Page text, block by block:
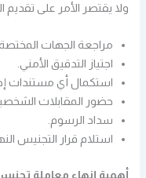
ولا يقتصر الأمر على
مراجعة الجهات المختصة.
اجتياز التدقيق الأمني.
استكمال أي مستندات
حضور المقابلات
سداد الرسوم.
استلام قرار التجنيس
أهمية إنهاء معاملة